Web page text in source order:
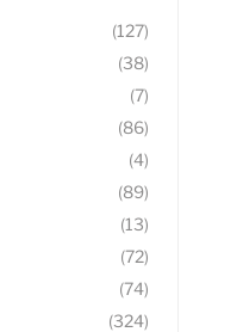
(127)
(38)
(7)
(86)
(4)
(89)
(13)
(72)
(74)
(324)